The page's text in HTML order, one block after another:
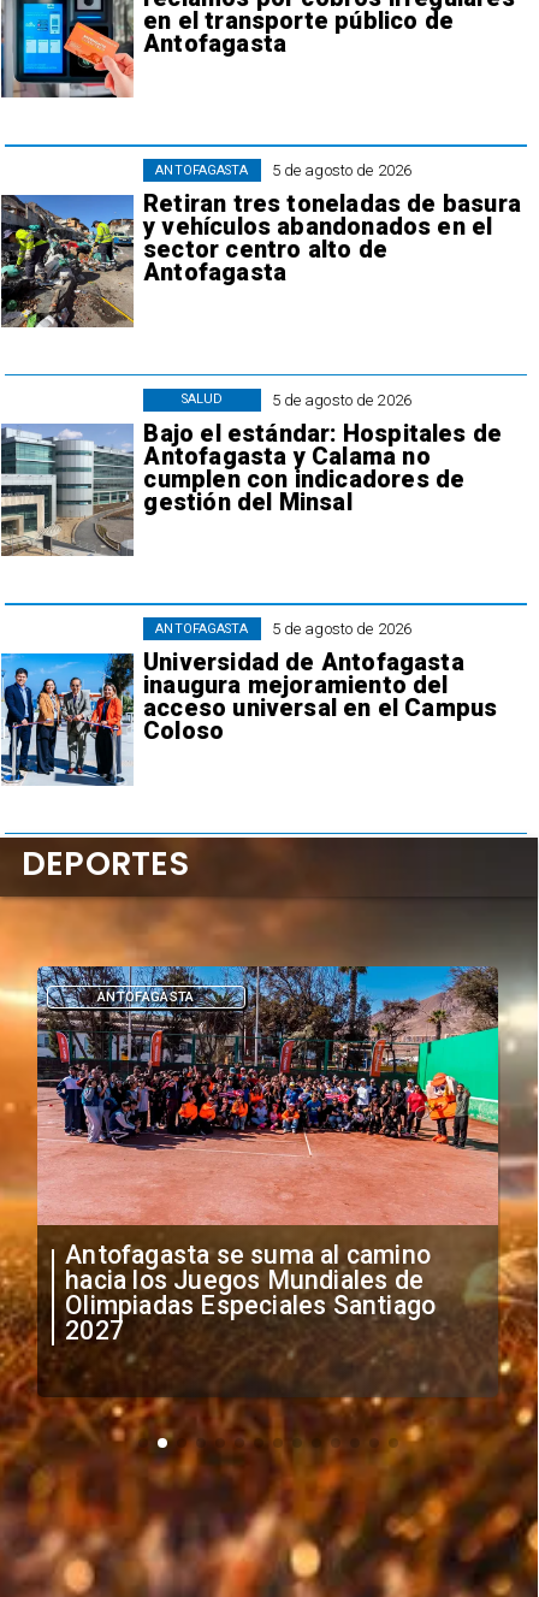
en el transporte público de
Antofagasta
5 de agosto de 2026
Retiran tres toneladas de basura
y vehículos abandonados en el
sector centro alto de
Antofagasta
ANTOFAGASTA
5 de agosto de 2026
Bajo el estándar: Hospitales de
Antofagasta y Calama no
cumplen con indicadores de
gestión del Minsal
SALUD
5 de agosto de 2026
Universidad de Antofagasta
inaugura mejoramiento del
acceso universal en el Campus
Coloso
ANTOFAGASTA
"Falta de profesionalismo": Sifup
anuncia medidas por situación
irregular de futbolistas
extranjeros
DEPORTES
DEPORTES